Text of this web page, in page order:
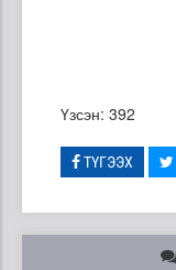
Үзсэн: 392
ТҮГЭЭХ